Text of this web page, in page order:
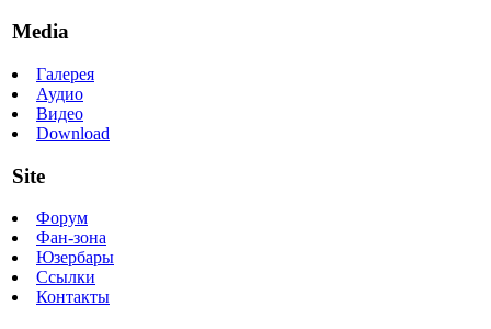
Media
Галерея
Аудио
Видео
Download
Site
Форум
Фан-зона
Юзербары
Ссылки
Контакты